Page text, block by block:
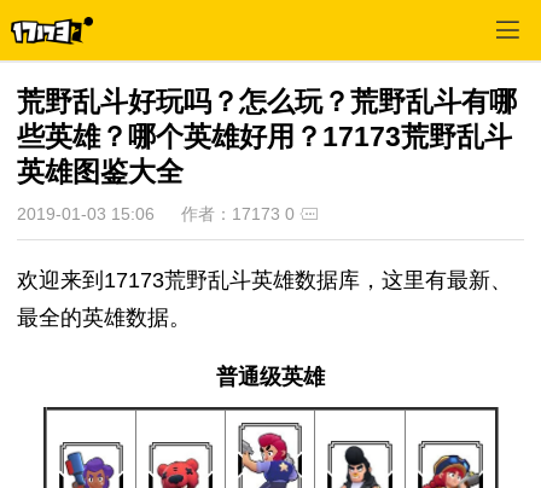
荒野乱斗好玩吗？怎么玩？荒野乱斗有哪
些英雄？哪个英雄好用？17173荒野乱斗
英雄图鉴大全
2019-01-03 15:06 作者：17173 0
欢迎来到17173荒野乱斗英雄数据库，这里有最新、
最全的英雄数据。
普通级英雄